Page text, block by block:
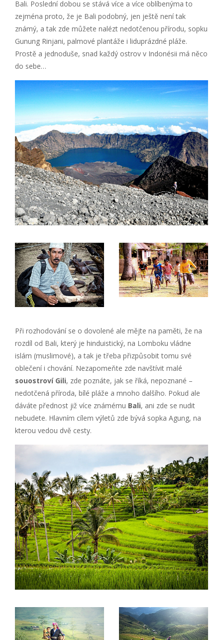
Bali. Poslední dobou se stává více a více oblíbenýma to
zejména proto, že je Bali podobný, jen ještě není tak
známý, a tak zde můžete nalézt nedotčenou přírodu, sopku
Gunung Rinjani, palmové plantáže i liduprázdné pláže.
Prostě a jednoduše, snad každý ostrov v Indonésii má něco
do sebe…
Při rozhodování se o dovolené ale mějte na paměti, že na
rozdíl od Bali, který je hinduistický, na Lomboku vládne
islám (muslimové), a tak je třeba přizpůsobit tomu své
oblečení i chování. Nezapomeňte zde navštívit malé
souostroví Gili, zde poznáte, jak se říká, nepoznané –
nedotčená příroda, bílé pláže a mnoho dalšího. Pokud ale
dáváte přednost již více známému Bali, ani zde se nudit
nebudete. Hlavním cílem výletů zde bývá sopka Agung, na
kterou vedou dvě cesty.